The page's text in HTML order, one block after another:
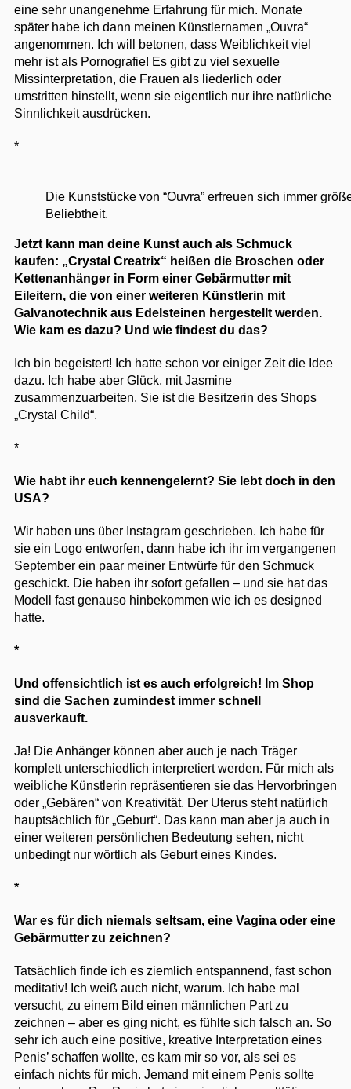
eine sehr unangenehme Erfahrung für mich. Monate
später habe ich dann meinen Künstlernamen „Ouvra“
angenommen. Ich will betonen, dass Weiblichkeit viel
mehr ist als Pornografie! Es gibt zu viel sexuelle
Missinterpretation, die Frauen als liederlich oder
umstritten hinstellt, wenn sie eigentlich nur ihre natürliche
Sinnlichkeit ausdrücken.
*
Die Kunststücke von “Ouvra” erfreuen sich immer
Beliebtheit.
Jetzt kann man deine Kunst auch als Schmuck
kaufen: „Crystal Creatrix“ heißen die Broschen oder
Kettenanhänger in Form einer Gebärmutter mit
Eileitern, die von einer weiteren Künstlerin mit
Galvanotechnik aus Edelsteinen hergestellt werden.
Wie kam es dazu? Und wie findest du das?
Ich bin begeistert! Ich hatte schon vor einiger Zeit die Idee
dazu. Ich habe aber Glück, mit Jasmine
zusammenzuarbeiten. Sie ist die Besitzerin des Shops
„Crystal Child“.
*
Wie habt ihr euch kennengelernt? Sie lebt doch in den
USA?
Wir haben uns über Instagram geschrieben. Ich habe für
sie ein Logo entworfen, dann habe ich ihr im vergangenen
September ein paar meiner Entwürfe für den Schmuck
geschickt. Die haben ihr sofort gefallen – und sie hat das
Modell fast genauso hinbekommen wie ich es designed
hatte.
*
Und offensichtlich ist es auch erfolgreich! Im Shop
sind die Sachen zumindest immer schnell
ausverkauft.
Ja! Die Anhänger können aber auch je nach Träger
komplett unterschiedlich interpretiert werden. Für mich als
weibliche Künstlerin repräsentieren sie das Hervorbringen
oder „Gebären“ von Kreativität. Der Uterus steht natürlich
hauptsächlich für „Geburt“. Das kann man aber ja auch in
einer weiteren persönlichen Bedeutung sehen, nicht
unbedingt nur wörtlich als Geburt eines Kindes.
*
War es für dich niemals seltsam, eine Vagina oder eine
Gebärmutter zu zeichnen?
Tatsächlich finde ich es ziemlich entspannend, fast schon
meditativ! Ich weiß auch nicht, warum. Ich habe mal
versucht, zu einem Bild einen männlichen Part zu
zeichnen – aber es ging nicht, es fühlte sich falsch an. So
sehr ich auch eine positive, kreative Interpretation eines
Penis’ schaffen wollte, es kam mir so vor, als sei es
einfach nichts für mich. Jemand mit einem Penis sollte